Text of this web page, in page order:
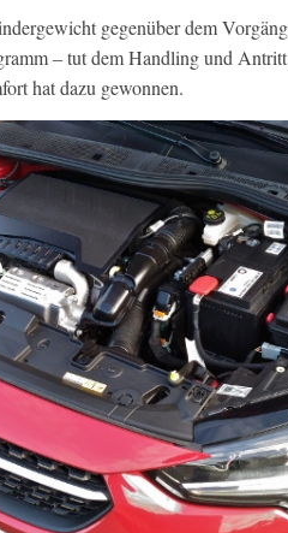
gegenüber dem
– tut dem Handling und
hat dazu gewonnen.